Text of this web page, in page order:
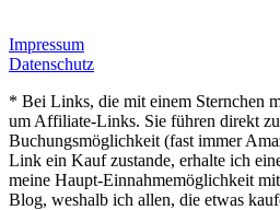
Impressum
Datenschutz
* Bei Links, die mit einem Sternchen
um Affiliate-Links. Sie führen direkt
Buchungsmöglichkeit (fast immer
Link ein Kauf zustande, erhalte ich
meine Haupt-Einnahmemöglichkeit
Blog, weshalb ich allen, die etwas